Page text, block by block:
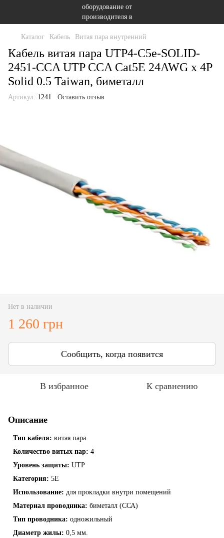
Каталог Кабель Витая пара внутренний
Кабель витая пара UTP4-C5e-SOLID-
2451-CCA UTP CCA Cat5E 24AWG x 4P
Solid 0.5 Taiwan, биметалл
Артикул: 1241 Оставить отзыв
Нет в наличии
1 260 грн
Сообщить, когда появится
В избранное К сравнению
Описание
Тип кабеля: витая пара
Количество витых пар: 4
Уровень защиты: UTP
Категория: 5Е
Использование: для прокладки внутри помещений
Материал проводника: биметалл (ССА)
Тип проводника: одножильный
Диаметр жилы: 0,5 мм.